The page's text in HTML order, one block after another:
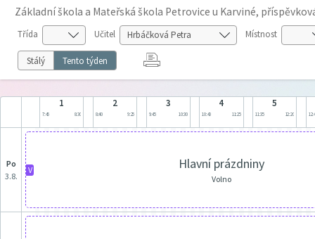
Základní škola a Mateřská škola Petrovice u Karviné,
Třída Učitel Místnost
Stálý Tento týden
1
7:45 8:30
2
8:40 9:25
3
9:45 10:30
4
10:40 11:25
5
11:35 12:20
po
3.8.
V Hlavní prázdniny
Volno